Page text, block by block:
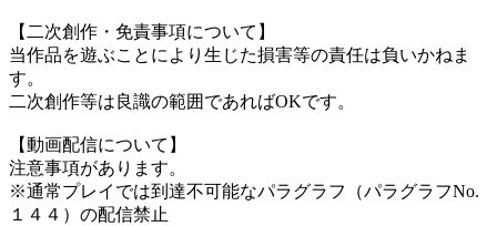
【二次創作・免責事項について】
当作品を遊ぶことにより生じた損害等の責任は負いかねま
す。
二次創作等は良識の範囲であればOKです。
【動画配信について】
注意事項があります。
※通常プレイでは到達不可能なパラグラフ（パラグラフNo.
１４４）の配信禁止